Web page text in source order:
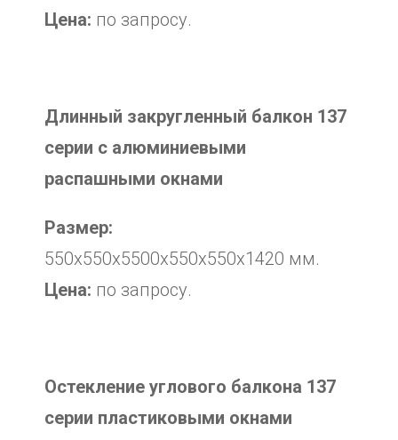
Цена: по запросу.
Длинный закругленный балкон 137
серии с алюминиевыми
распашными окнами
Размер:
550х550х5500х550х550х1420 мм.
Цена: по запросу.
Остекление углового балкона 137
серии пластиковыми окнами